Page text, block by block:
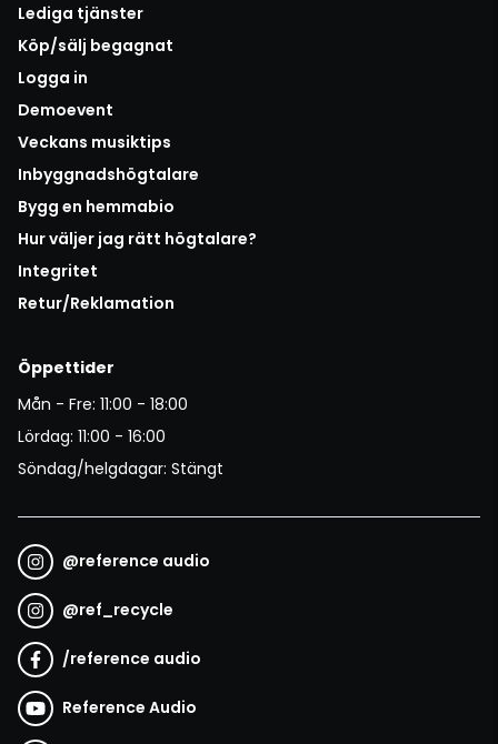
Lediga tjänster
Köp/sälj begagnat
Logga in
Demoevent
Veckans musiktips
Inbyggnadshögtalare
Bygg en hemmabio
Hur väljer jag rätt högtalare?
Integritet
Retur/Reklamation
Öppettider
Mån - Fre: 11:00 - 18:00
Lördag: 11:00 - 16:00
Söndag/helgdagar: Stängt
@reference audio
@ref_recycle
/reference audio
Reference Audio